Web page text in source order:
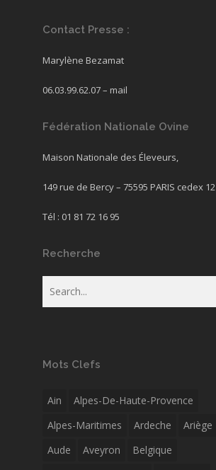
Contact Presse :
Marylène Bezamat
06.03.99.62.07 – mail
Fédération Nationale Ovine
Maison Nationale des Éleveurs,
149 rue de Bercy – 75595 PARIS cedex 12
Tél : 01 81 72 16 95
Recherche
Mots Clefs
Ain
Alpes-De-Haute-Provence
Alpes-Maritimes
Ardeche Ariège
Aude
Aveyron
Belgique